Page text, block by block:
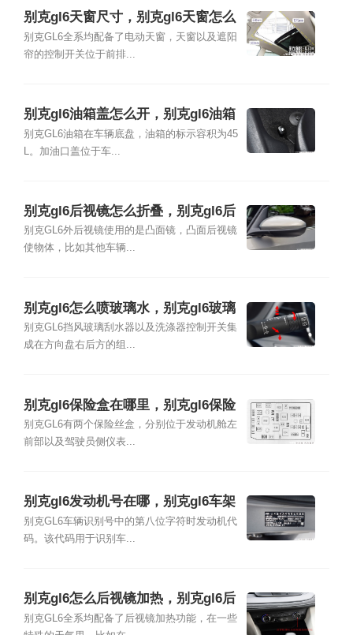
别克gl6天窗尺寸，别克gl6天窗怎么
开
别克GL6全系均配备了电动天窗，天窗以及遮阳
帘的控制开关位于前排...
别克gl6油箱盖怎么开，别克gl6油箱
剩多少油怎么看
别克GL6油箱在车辆底盘，油箱的标示容积为45
L。加油口盖位于车...
别克gl6后视镜怎么折叠，别克gl6后
视镜怎么收
别克GL6外后视镜使用的是凸面镜，凸面后视镜
使物体，比如其他车辆...
别克gl6怎么喷玻璃水，别克gl6玻璃
水开关怎么用
别克GL6挡风玻璃刮水器以及洗涤器控制开关集
成在方向盘右后方的组...
别克gl6保险盒在哪里，别克gl6保险
盒图解
别克GL6有两个保险丝盒，分别位于发动机舱左
前部以及驾驶员侧仪表...
别克gl6发动机号在哪，别克gl6车架
号在哪
别克GL6车辆识别号中的第八位字符时发动机代
码。该代码用于识别车...
别克gl6怎么后视镜加热，别克gl6后
视镜加热在哪里
别克GL6全系均配备了后视镜加热功能，在一些